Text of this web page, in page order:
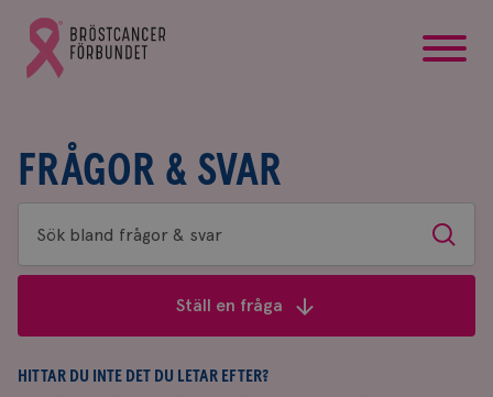
Gå
till
Bröstcancerförbundets
FRÅGOR & SVAR
Sök
bland
&
svar
Sök
Ställ en fråga
HITTAR DU INTE DET DU LETAR EFTER?